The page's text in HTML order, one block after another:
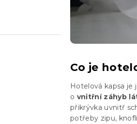
Co je
Hotelová kapsa je
o vnitřní záhyb
přikrývka uvnitř
potřeby zipu,